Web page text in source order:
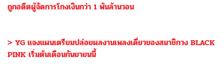
ถูกอดีตผู้จัดการโกงเงินกว่า 1 พันล้านวอน
> YG แจงแผนเตรียมปล่อยผลงานเพลงเดี่ยวของสมาชิกวง BLACK
PINK เริ่มต้นเดือนกันยายนนี้